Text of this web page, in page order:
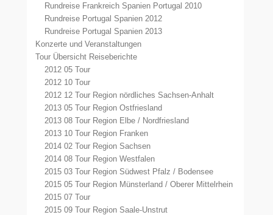
Rundreise Frankreich Spanien Portugal 2010
Rundreise Portugal Spanien 2012
Rundreise Portugal Spanien 2013
Konzerte und Veranstaltungen
Tour Übersicht Reiseberichte
2012 05 Tour
2012 10 Tour
2012 12 Tour Region nördliches Sachsen-Anhalt
2013 05 Tour Region Ostfriesland
2013 08 Tour Region Elbe / Nordfriesland
2013 10 Tour Region Franken
2014 02 Tour Region Sachsen
2014 08 Tour Region Westfalen
2015 03 Tour Region Südwest Pfalz / Bodensee
2015 05 Tour Region Münsterland / Oberer Mittelrhein
2015 07 Tour
2015 09 Tour Region Saale-Unstrut